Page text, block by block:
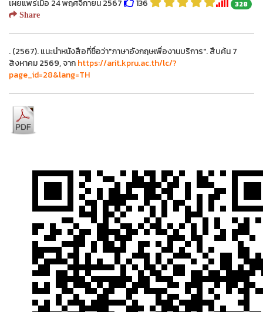
เผยแพร่เมื่อ 24 พฤศจิกายน 2567 136 328
Share
. (2567). แนะนำหนังสือที่ชื่อว่า"ภาษาอังกฤษเพื่องานบริการ". สืบค้น 7
สิงหาคม 2569, จากhttps://arit.kpru.ac.th/lc/?
page_id=28&lang=TH